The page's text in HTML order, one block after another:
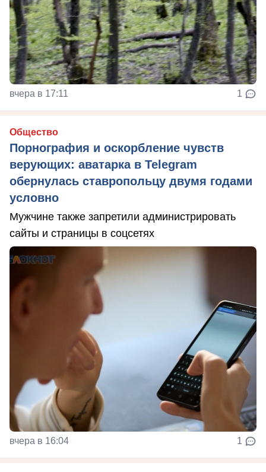
вчера в 17:11 1
Общество
Порнография и оскорбление чувств
верующих: аватарка в Telegram
обернулась ставропольцу двумя годами
условно
Мужчине также запретили администрировать
сайты и страницы в соцсетях
вчера в 16:04 1